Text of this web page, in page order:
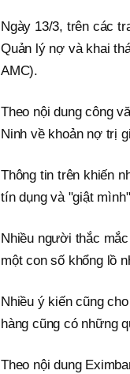
Ngày 13/3, trên các
Quản lý nợ và khai
AMC).
Theo nội dung công
Ninh về khoản nợ trị
Thông tin trên khiến
tín dụng và "giật
Nhiều người thắc
một con số khổng lồ
Nhiều ý kiến cũng
hàng cũng có những
Theo nội dung